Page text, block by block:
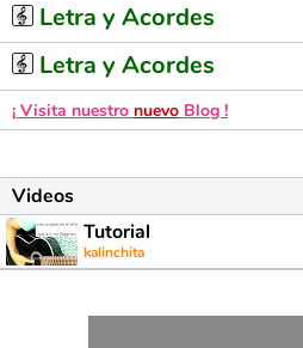
Letra y Acordes
Letra y Acordes
¡ Visita nuestro nuevo Blog !
Videos
Tutorial
kalinchita